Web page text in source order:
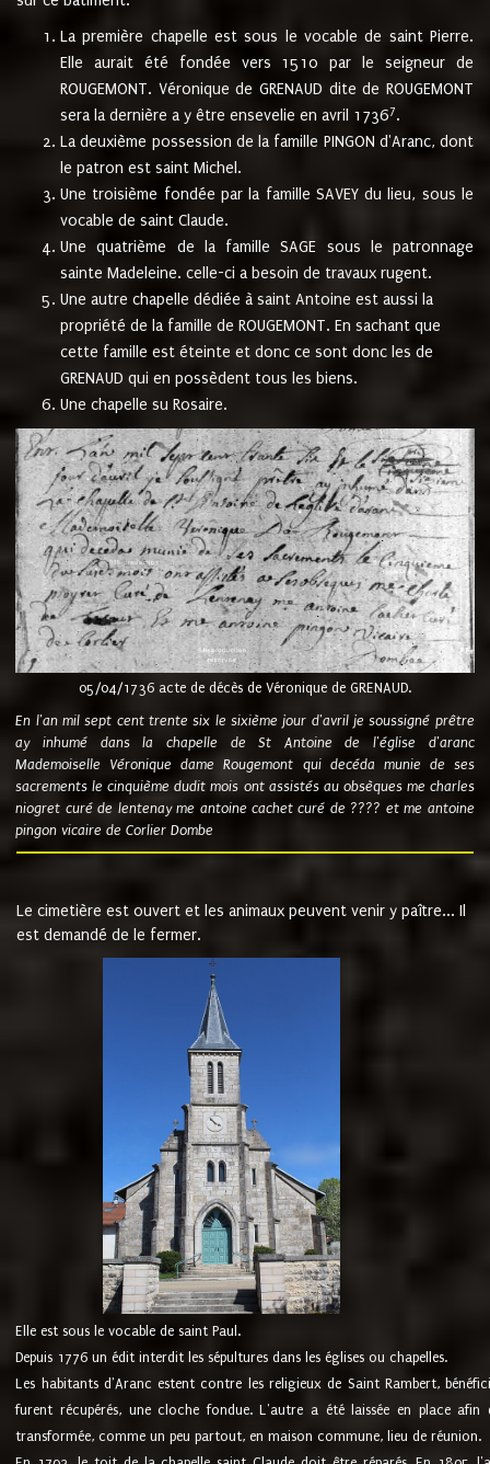
La première chapelle est sous le vocable de saint Pierre.
Elle aurait été fondée vers 1510 par le seigneur de
ROUGEMONT. Véronique de GRENAUD dite de ROUGEMONT
sera la dernière a y être ensevelie en avril 17367.
La deuxième possession de la famille PINGON d'Aranc, dont
le patron est saint Michel.
Une troisième fondée par la famille SAVEY du lieu, sous le
vocable de saint Claude.
Une quatrième de la famille SAGE sous le patronnage
sainte Madeleine. celle-ci a besoin de travaux rugent.
Une autre chapelle dédiée à saint Antoine est aussi la
propriété de la famille de ROUGEMONT. En sachant que
cette famille est éteinte et donc ce sont donc les de
GRENAUD qui en possèdent tous les biens.
Une chapelle su Rosaire.
05/04/1736 acte de décès de Véronique de GRENAUD.
En l'an mil sept cent trente six le sixième jour d'avril je soussigné prêtre
ay inhumé dans la chapelle de St Antoine de l'église d'aranc
Mademoiselle Véronique dame Rougemont qui decéda munie de ses
sacrements le cinquième dudit mois ont assistés au obsèques me charles
niogret curé de lentenay me antoine cachet curé de ???? et me antoine
pingon vicaire de Corlier Dombe
Le cimetière est ouvert et les animaux peuvent venir y paître... Il
est demandé de le fermer.
Elle est sous le vocable de saint Paul.
Depuis 1776 un édit interdit les sépultures dans les églises ou chapelles.
Les habitants d'Aranc estent contre les religieux de Saint Rambert,
furent récupérés, une cloche fondue. L'autre a été laissée en place
transformée, comme un peu partout, en maison commune, lieu de réunion.